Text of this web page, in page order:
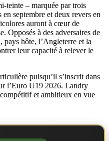
teinte – marquée par trois
septembre et deux revers en
auront à cœur de
Opposés à des adversaires de
pays hôte, l’Angleterre et la
leur capacité à relever le
puisqu’il s’inscrit dans
l’Euro U19 2026. Landry
et ambitieux en vue